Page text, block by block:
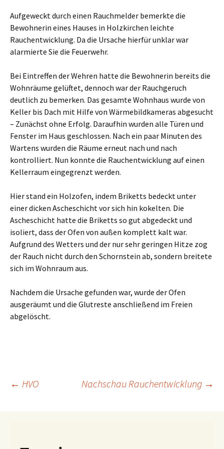
Aufgeweckt durch einen Rauchmelder bemerkte die
Bewohnerin eines Hauses in Holzkirchen leichte
Rauchentwicklung. Da die Ursache hierfür unklar war
alarmierte Sie die Feuerwehr.
Bei Eintreffen der Wehren hatte die Bewohnerin bereits die
Wohnräume gelüftet, dennoch war der Rauchgeruch
deutlich zu bemerken. Das gesamte Wohnhaus wurde von
Keller bis Dach mit Hilfe von Wärmebildkameras abgesucht
– Zunächst ohne Erfolg. Daraufhin wurden alle Türen und
Fenster im Haus geschlossen. Nach ein paar Minuten des
Wartens wurden die Räume erneut nach und nach
kontrolliert. Nun konnte die Rauchentwicklung auf einen
Kellerraum eingegrenzt werden.
Hier stand ein Holzofen, indem Briketts bedeckt unter
einer dicken Ascheschicht vor sich hin kokelten. Die
Ascheschicht hatte die Briketts so gut abgedeckt und
isoliert, dass der Ofen von außen komplett kalt war.
Aufgrund des Wetters und der nur sehr geringen Hitze zog
der Rauch nicht durch den Schornstein ab, sondern breitete
sich im Wohnraum aus.
Nachdem die Ursache gefunden war, wurde der Ofen
ausgeräumt und die Glutreste anschließend im Freien
abgelöscht.
Beitragsnavigation
← HVO Nachschau Rauchentwicklung →